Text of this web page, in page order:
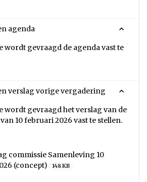
agenda
wordt gevraagd de agenda vast te
verslag vorige vergadering
wordt gevraagd het verslag van de
10 februari 2026 vast te stellen.
commissie Samenleving 10
(concept)
148 KB